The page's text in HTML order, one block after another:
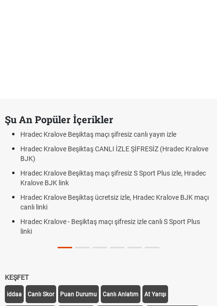
Şu An Popüler İçerikler
Hradec Kralove Beşiktaş maçı şifresiz canlı yayın izle
Hradec Kralove Beşiktaş CANLI İZLE ŞİFRESİZ (Hradec Kralove
BJK)
Hradec Kralove Beşiktaş maçı şifresiz S Sport Plus izle, Hradec
Kralove BJK link
Hradec Kralove Beşiktaş ücretsiz izle, Hradec Kralove BJK maçı
canlı linki
Hradec Kralove - Beşiktaş maçı şifresiz izle canlı S Sport Plus
linki
KEŞFET
iddaa Canlı Skor Puan Durumu Canlı Anlatım At Yarışı